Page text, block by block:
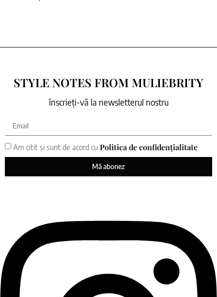
STYLE NOTES FROM MULIEBRITY
înscrieți-vă la newsletterul nostru
Am citit și sunt de acord cu Politica de confidențialitate
Mă abonez